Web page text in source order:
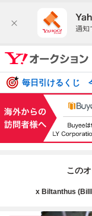
毎日引けるくじ
この
x Biltanthus